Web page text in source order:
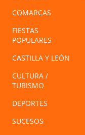
COMARCAS
FIESTAS
POPULARES
CASTILLA Y LEÓN
CULTURA /
TURISMO
DEPORTES
SUCESOS